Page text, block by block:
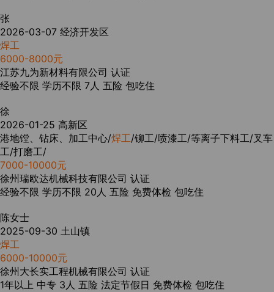
张
2026-03-07 经济开发区
焊工
6000-8000元
江苏九为新材料有限公司 认证
经验不限 学历不限 7人 五险 包吃住
徐
2026-01-25 高新区
港地镗、钻床、加工中心/焊工/铆工/喷漆工/等离子下料工/叉车
工/打磨工/
7000-10000元
徐州瑞欧达机械科技有限公司 认证
经验不限 学历不限 20人 五险 免费体检 包吃住
陈女士
2025-09-30 土山镇
焊工
6000-10000元
徐州大长实工程机械有限公司 认证
1年以上 中专 3人 五险 法定节假日 免费体检 包吃住